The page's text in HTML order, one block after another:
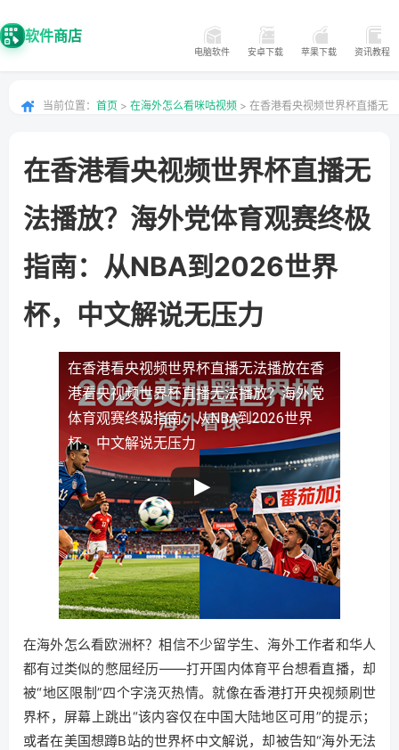
软件商店
电脑软件 安卓下载 苹果下载 资讯教程
当前位置： 首页 > 在海外怎么看咪咕视频 > 在香港看央视频世界杯直播无
在香港看央视频世界杯直播无
法播放？海外党体育观赛终极
指南：从NBA到2026世界
杯，中文解说无压力
在香港看央视频世界杯直播无法播放在香
港看央视频世界杯直播无法播放？海外党
体育观赛终极指南：从NBA到2026世界
杯，中文解说无压力
在海外怎么看欧洲杯？相信不少留学生、海外工作者和华人
都有过类似的憋屈经历——打开国内体育平台想看直播，却
被“地区限制”四个字浇灭热情。就像在香港打开央视频刷世
界杯，屏幕上跳出“该内容仅在中国大陆地区可用”的提示；
或者在美国想蹲B站的世界杯中文解说，却被告知“海外无法